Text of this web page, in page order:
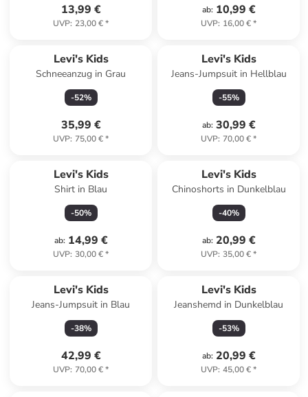
13,99 €
UVP: 23,00 €*
ab: 10,99 €
UVP: 16,00 €*
Levi's Kids
Schneeanzug in Grau
-52%
35,99 €
UVP: 75,00 €*
Levi's Kids
Jeans-Jumpsuit in Hellblau
-55%
ab: 30,99 €
UVP: 70,00 €*
Levi's Kids
Shirt in Blau
-50%
ab: 14,99 €
UVP: 30,00 €*
Levi's Kids
Chinoshorts in Dunkelblau
-40%
ab: 20,99 €
UVP: 35,00 €*
Levi's Kids
Jeans-Jumpsuit in Blau
-38%
42,99 €
UVP: 70,00 €*
Levi's Kids
Jeanshemd in Dunkelblau
-53%
ab: 20,99 €
UVP: 45,00 €*